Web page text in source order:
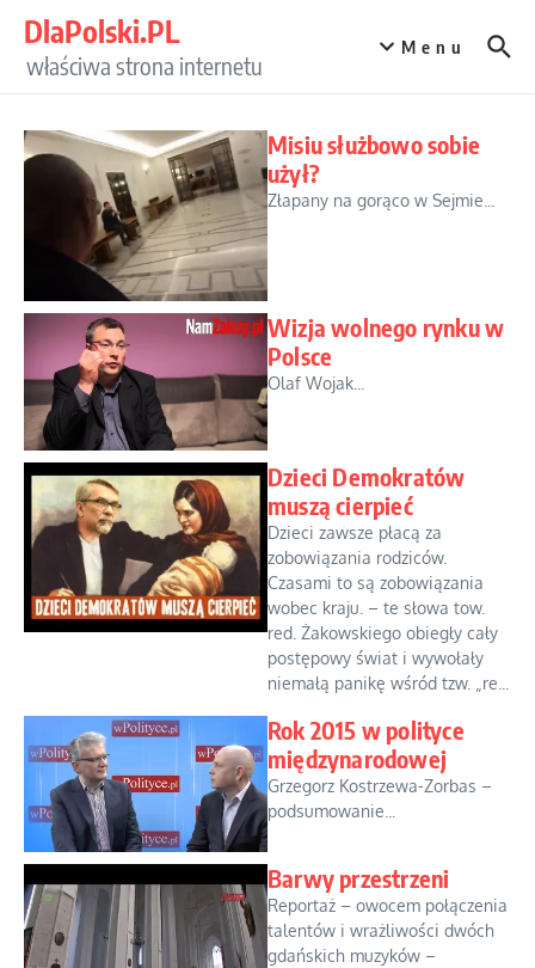
DlaPolski.PL
właściwa strona internetu
Menu
Misiu służbowo sobie
użył?
Złapany na gorąco w Sejmie...
Wizja wolnego rynku w
Polsce
Olaf Wojak...
Dzieci Demokratów
muszą cierpieć
Dzieci zawsze płacą za
zobowiązania rodziców.
Czasami to są zobowiązania
wobec kraju. – te słowa tow.
red. Żakowskiego obiegły cały
postępowy świat i wywołały
niemałą panikę wśród tzw. „re...
Rok 2015 w polityce
międzynarodowej
Grzegorz Kostrzewa-Zorbas –
podsumowanie...
Barwy przestrzeni
Reportaż – owocem połączenia
talentów i wrażliwości dwóch
gdańskich muzyków –